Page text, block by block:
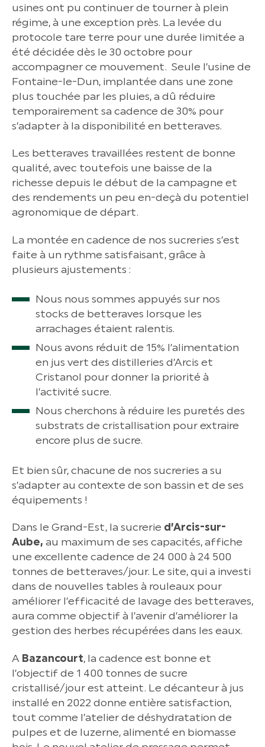
usines ont pu continuer de tourner à plein
régime, à une exception près. La levée du
protocole tare terre pour une durée limitée a
été décidée dès le 30 octobre pour
accompagner ce mouvement. Seule l’usine de
Fontaine-le-Dun, implantée dans une zone
plus touchée par les pluies, a dû réduire
temporairement sa cadence de 30% pour
s’adapter à la disponibilité en betteraves.
Les betteraves travaillées restent de bonne
qualité, avec toutefois une baisse de la
richesse depuis le début de la campagne et
des rendements un peu en-deçà du potentiel
agronomique de départ.
La montée en cadence de nos sucreries s’est
faite à un rythme satisfaisant, grâce à
plusieurs ajustements :
Nous nous sommes appuyés sur nos
stocks de betteraves lorsque les
arrachages étaient ralentis.
Nous avons réduit de 15% l’alimentation
en jus vert des distilleries d’Arcis et
Cristanol pour donner la priorité à
l’activité sucre.
Nous cherchons à réduire les puretés des
substrats de cristallisation pour extraire
encore plus de sucre.
Et bien sûr, chacune de nos sucreries a su
s’adapter au contexte de son bassin et de ses
équipements !
Dans le Grand-Est, la sucrerie d’Arcis-sur-
Aube, au maximum de ses capacités, affiche
une excellente cadence de 24 000 à 24 500
tonnes de betteraves/jour. Le site, qui a investi
dans de nouvelles tables à rouleaux pour
améliorer l’efficacité de lavage des betteraves,
aura comme objectif à l’avenir d’améliorer la
gestion des herbes récupérées dans les eaux.
A Bazancourt, la cadence est bonne et
l’objectif de 1 400 tonnes de sucre
cristallisé/jour est atteint. Le décanteur à jus
installé en 2022 donne entière satisfaction,
tout comme l’atelier de déshydratation de
pulpes et de luzerne, alimenté en biomasse